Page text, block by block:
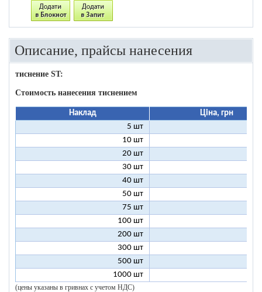
Описание, прайсы нанесения
тиснение ST:
Стоимость нанесения тиснением
Наклад
Ціна, грн
5 шт
10 шт
20 шт
30 шт
40 шт
50 шт
75 шт
100 шт
200 шт
300 шт
500 шт
1000 шт
(цены указаны в гривнах с учетом НДС)